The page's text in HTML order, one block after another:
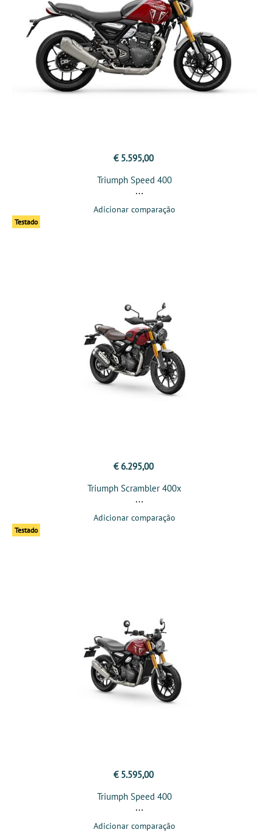
€ 5.595,00
Triumph Speed 400
Adicionar comparação
Testado
€ 6.295,00
Triumph Scrambler 400x
Adicionar comparação
Testado
€ 5.595,00
Triumph Speed 400
Adicionar comparação